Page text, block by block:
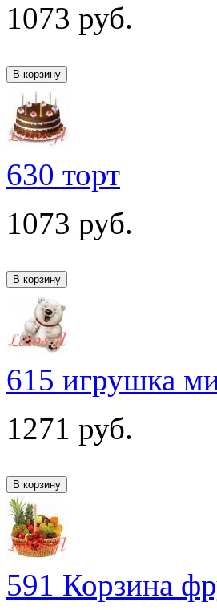
1073 руб.
630 торт
1073 руб.
615 игрушка
1271 руб.
591 Корзина